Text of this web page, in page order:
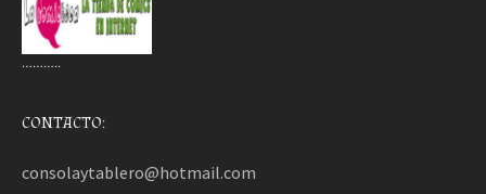
………..
CONTACTO:
consolaytablero@hotmail.com